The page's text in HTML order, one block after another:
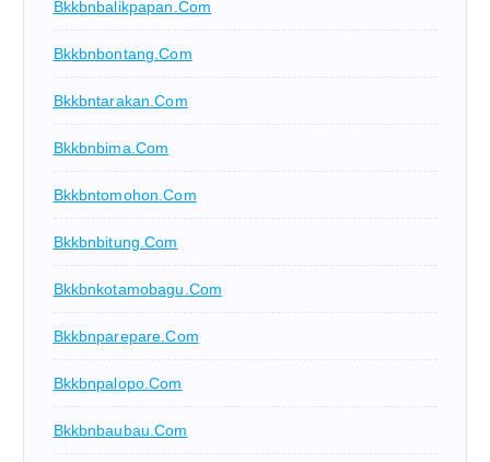
Bkkbnbalikpapan.com
Bkkbnbontang.com
Bkkbntarakan.com
Bkkbnbima.com
Bkkbntomohon.com
Bkkbnbitung.com
Bkkbnkotamobagu.com
Bkkbnparepare.com
Bkkbnpalopo.com
Bkkbnbaubau.com